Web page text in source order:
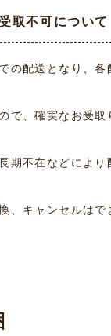
取不可について
の配送となり、各
で、確実なお受取
期不在などにより
、キャンセルはで